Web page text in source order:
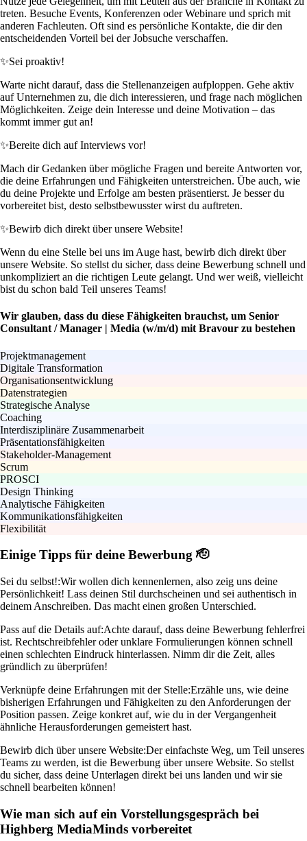
treten. Besuche Events, Konferenzen oder Webinare und sprich mit
anderen Fachleuten. Oft sind es persönliche Kontakte, die dir den
entscheidenden Vorteil bei der Jobsuche verschaffen.
✨Sei proaktiv!
Warte nicht darauf, dass die Stellenanzeigen aufploppen. Gehe aktiv
auf Unternehmen zu, die dich interessieren, und frage nach möglichen
Möglichkeiten. Zeige dein Interesse und deine Motivation – das
kommt immer gut an!
✨Bereite dich auf Interviews vor!
Mach dir Gedanken über mögliche Fragen und bereite Antworten vor,
die deine Erfahrungen und Fähigkeiten unterstreichen. Übe auch, wie
du deine Projekte und Erfolge am besten präsentierst. Je besser du
vorbereitet bist, desto selbstbewusster wirst du auftreten.
✨Bewirb dich direkt über unsere Website!
Wenn du eine Stelle bei uns im Auge hast, bewirb dich direkt über
unsere Website. So stellst du sicher, dass deine Bewerbung schnell und
unkompliziert an die richtigen Leute gelangt. Und wer weiß, vielleicht
bist du schon bald Teil unseres Teams!
Wir glauben, dass du diese Fähigkeiten brauchst, um Senior
Consultant / Manager | Media (w/m/d) mit Bravour zu bestehen
Projektmanagement
Digitale Transformation
Organisationsentwicklung
Datenstrategien
Strategische Analyse
Coaching
Interdisziplinäre Zusammenarbeit
Präsentationsfähigkeiten
Stakeholder-Management
Scrum
PROSCI
Design Thinking
Analytische Fähigkeiten
Kommunikationsfähigkeiten
Flexibilität
Einige Tipps für deine Bewerbung 🫡
Sei du selbst!:Wir wollen dich kennenlernen, also zeig uns deine
Persönlichkeit! Lass deinen Stil durchscheinen und sei authentisch in
deinem Anschreiben. Das macht einen großen Unterschied.
Pass auf die Details auf:Achte darauf, dass deine Bewerbung fehlerfrei
ist. Rechtschreibfehler oder unklare Formulierungen können schnell
einen schlechten Eindruck hinterlassen. Nimm dir die Zeit, alles
gründlich zu überprüfen!
Verknüpfe deine Erfahrungen mit der Stelle:Erzähle uns, wie deine
bisherigen Erfahrungen und Fähigkeiten zu den Anforderungen der
Position passen. Zeige konkret auf, wie du in der Vergangenheit
ähnliche Herausforderungen gemeistert hast.
Bewirb dich über unsere Website:Der einfachste Weg, um Teil unseres
Teams zu werden, ist die Bewerbung über unsere Website. So stellst
du sicher, dass deine Unterlagen direkt bei uns landen und wir sie
schnell bearbeiten können!
Wie man sich auf ein Vorstellungsgespräch bei
Highberg MediaMinds vorbereitet